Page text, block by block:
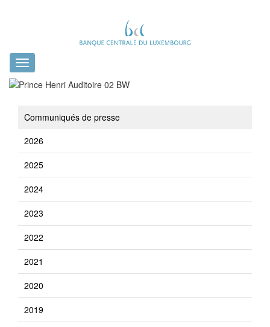
Toggle
navigation
Communiqués de presse
2026
2025
2024
2023
2022
2021
2020
2019